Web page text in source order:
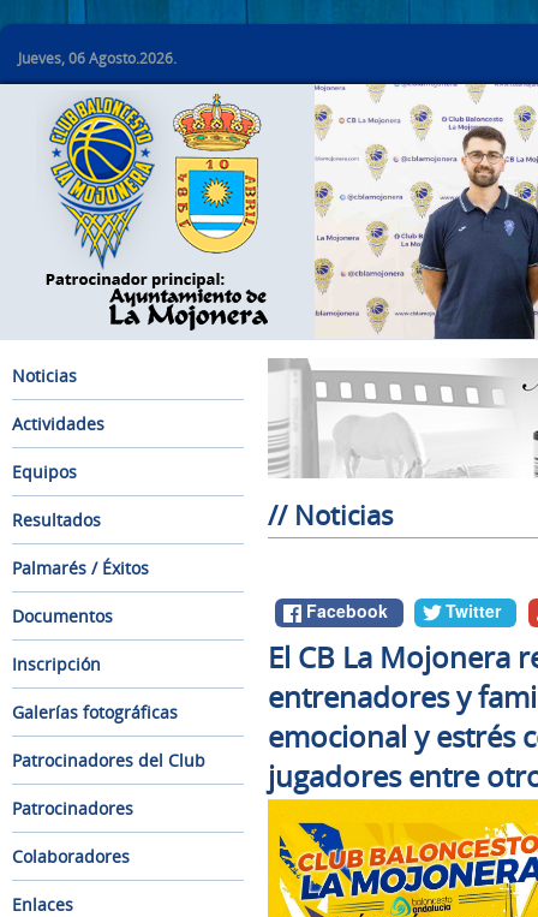
Jueves, 06 Agosto.2026.
Noticias
Actividades
Equipos
Resultados
Palmarés / Éxitos
Documentos
Inscripción
Galerías fotográficas
Patrocinadores del Club
Patrocinadores
Colaboradores
Enlaces
// Noticias
Facebook Twitter
El CB La Mojonera
entrenadores y
emocional y estrés
jugadores entre